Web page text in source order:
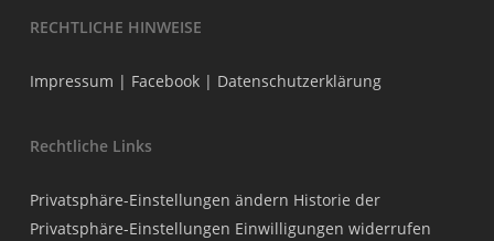
RECHTLICHE HINWEISE
Impressum | Facebook| Datenschutzerklärung
Rechtliche Links
Privatsphäre-Einstellungen ändern Historie der
Privatsphäre-Einstellungen Einwilligungen widerrufen